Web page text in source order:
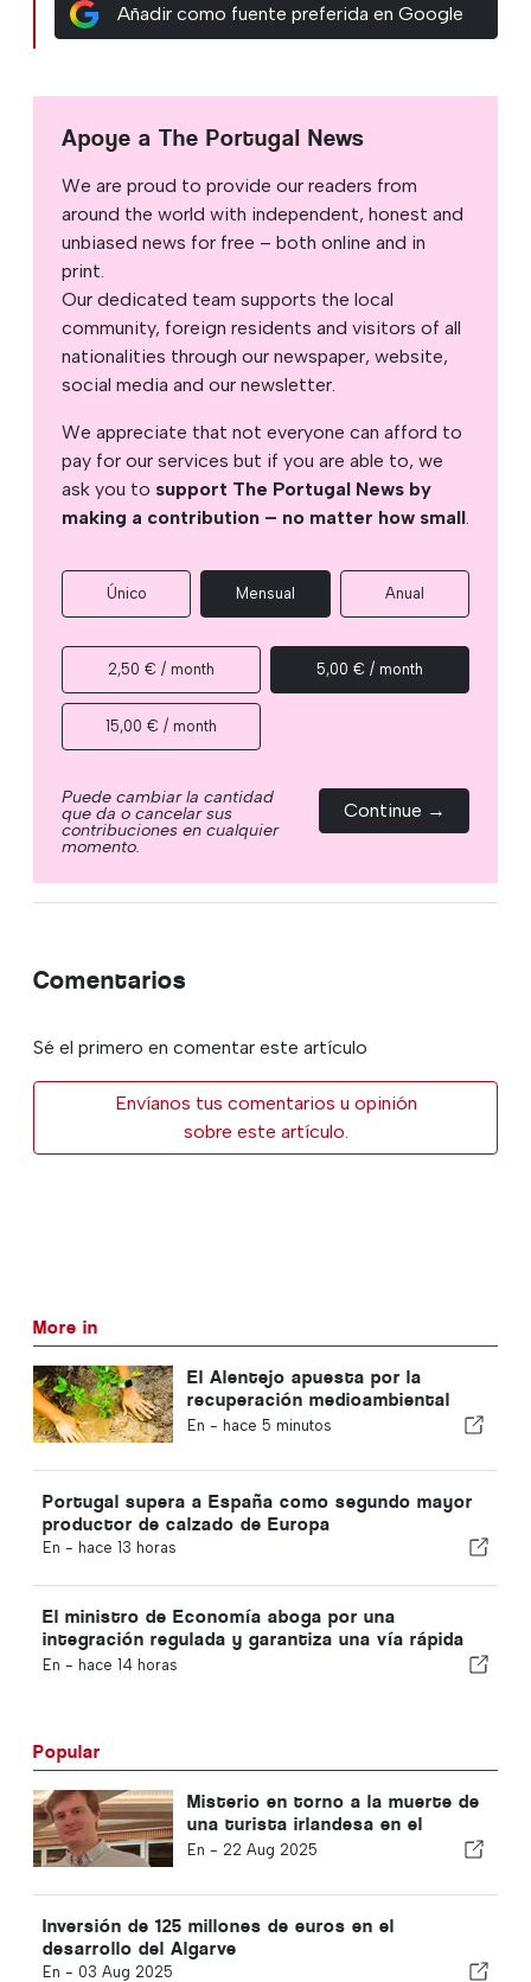
Añadir como fuente preferida en Google
Apoye a The Portugal News
We are proud to provide our readers from
around the world with independent, honest and
unbiased news for free – both online and in
print.
Our dedicated team supports the local
community, foreign residents and visitors of all
nationalities through our newspaper, website,
social media and our newsletter.
We appreciate that not everyone can afford to
pay for our services but if you are able to, we
ask you to support The Portugal News by
making a contribution – no matter how small.
Único Mensual Anual
2,50 € / month 5,00 € / month
15,00 € / month
Puede cambiar la cantidad
que da o cancelar sus
contribuciones en cualquier
momento.
Continue →
Comentarios
Sé el primero en comentar este artículo
Envíanos tus comentarios u opinión
sobre este artículo.
More in
El Alentejo apuesta por la
recuperación medioambiental
con fondos europeos
En - hace 5 minutos
Portugal supera a España como segundo mayor
productor de calzado de Europa
En - hace 13 horas
El ministro de Economía aboga por una
integración regulada y garantiza una vía rápida
para los inmigrantes
En - hace 14 horas
Popular
Misterio en torno a la muerte de
una turista irlandesa en el
Algarve
En - 22 Aug 2025
Inversión de 125 millones de euros en el
desarrollo del Algarve
En - 03 Aug 2025